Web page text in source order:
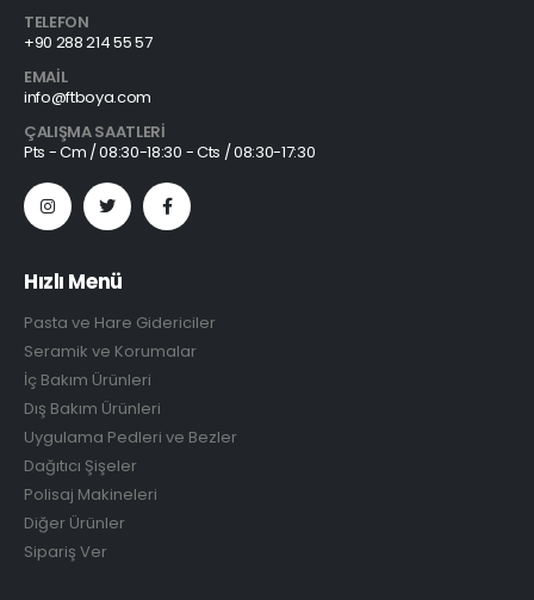
TELEFON
+90 288 214 55 57
EMAIL
info@ftboya.com
ÇALIŞMA SAATLERI
Pts - Cm / 08:30-18:30 - Cts / 08:30-17:30
Hızlı Menü
Pasta ve Hare Gidericiler
Seramik ve Korumalar
İç Bakım Ürünleri
Dış Bakım Ürünleri
Uygulama Pedleri ve Bezler
Dağıtıcı Şişeler
Polisaj Makineleri
Diğer Ürünler
Sipariş Ver